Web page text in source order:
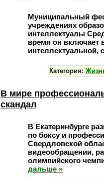
Муниципальный
учреждениях
интеллектуалы
время он включает
интеллектуальной,
Категория:
В мире
скандал
В Екатеринбурге
по боксу и
Свердловской
видеообращении,
олимпийского
дальше »